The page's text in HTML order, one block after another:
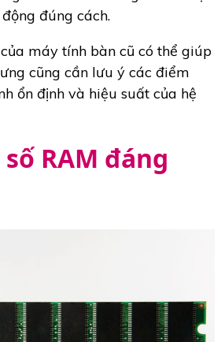
đúng cách.
máy tính bàn cũ có thể giúp
cũng cần lưu ý các điểm
ổn định và hiệu suất của hệ
RAM đáng